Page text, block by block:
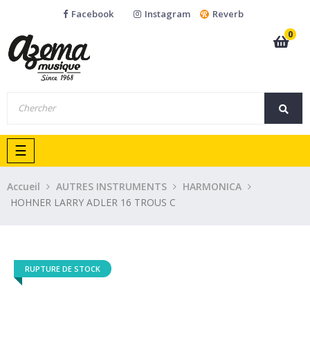
Facebook Instagram
Reverb
0
Basculer
la
navigation
☰
Accueil AUTRES INSTRUMENTS
HARMONICA
HOHNER LARRY ADLER 16 TROUS C
RUPTURE DE STOCK